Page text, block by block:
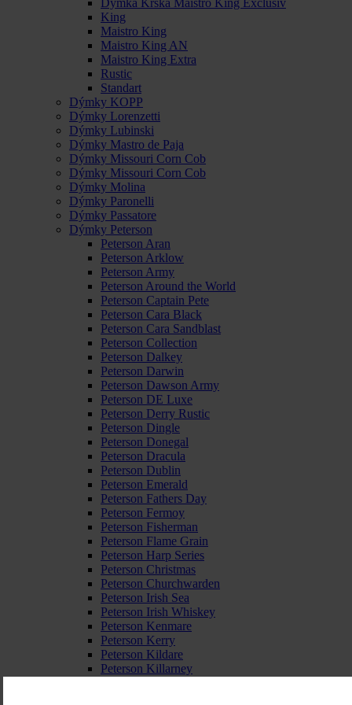
Dýmka Krška Maistro King Exclusiv
King
Maistro King
Maistro King AN
Maistro King Extra
Rustic
Standart
Dýmky KOPP
Dýmky Lorenzetti
Dýmky Lubinski
Dýmky Mastro de Paja
Dýmky Missouri Corn Cob
Dýmky Missouri Corn Cob
Dýmky Molina
Dýmky Paronelli
Dýmky Passatore
Dýmky Peterson
Peterson Aran
Peterson Arklow
Peterson Army
Peterson Around the World
Peterson Captain Pete
Peterson Cara Black
Peterson Cara Sandblast
Peterson Collection
Peterson Dalkey
Peterson Darwin
Peterson Dawson Army
Peterson DE Luxe
Peterson Derry Rustic
Peterson Dingle
Peterson Donegal
Peterson Dracula
Peterson Dublin
Peterson Emerald
Peterson Fathers Day
Peterson Fermoy
Peterson Fisherman
Peterson Flame Grain
Peterson Harp Series
Peterson Christmas
Peterson Churchwarden
Peterson Irish Sea
Peterson Irish Whiskey
Peterson Kenmare
Peterson Kerry
Peterson Kildare
Peterson Killarney